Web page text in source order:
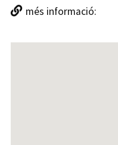
més informació: